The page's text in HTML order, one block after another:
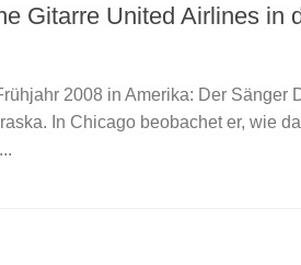
Gitarre United Airlines in
2008 in Amerika: Der Sänger
In Chicago beobachet er, wie